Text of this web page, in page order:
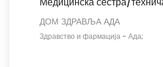
ДОМ ЗДРАВЉА АДА
Здравство и фармација- Ада;